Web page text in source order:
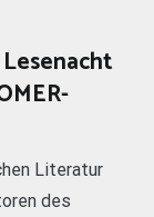
Literatur
des